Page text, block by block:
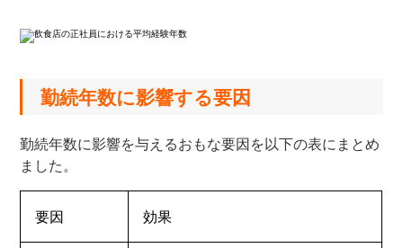
勤続年数に影響する要因
勤続年数に影響を与えるおもな要因を以下の表にまとめ
ました。
要因 効果